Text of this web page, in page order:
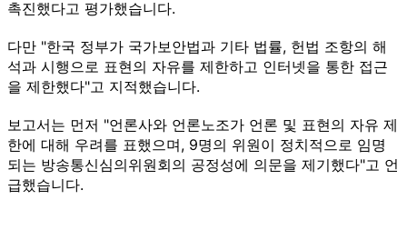
촉진했다고 평가했습니다.
다만 "한국 정부가 국가보안법과 기타 법률, 헌법 조항의 해
석과 시행으로 표현의 자유를 제한하고 인터넷을 통한 접근
을 제한했다"고 지적했습니다.
보고서는 먼저 "언론사와 언론노조가 언론 및 표현의 자유 제
한에 대해 우려를 표했으며, 9명의 위원이 정치적으로 임명
되는 방송통신심의위원회의 공정성에 의문을 제기했다"고 언
급했습니다.